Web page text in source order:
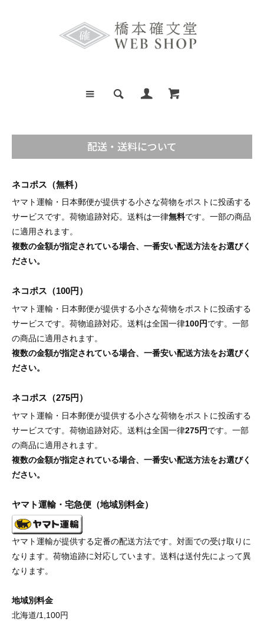
配送・送料について
ネコポス（無料）
ヤマト運輸・日本郵便が提供する小さな荷物をポストに投函する
サービスです。荷物追跡対応。送料は一律無料です。一部の商品
に適用されます。
複数の金額が指定されている場合、一番安い配送方法をお選びく
ださい。
ネコポス（100円）
ヤマト運輸・日本郵便が提供する小さな荷物をポストに投函する
サービスです。荷物追跡対応。送料は全国一律100円です。一部
の商品に適用されます。
複数の金額が指定されている場合、一番安い配送方法をお選びく
ださい。
ネコポス（275円）
ヤマト運輸・日本郵便が提供する小さな荷物をポストに投函する
サービスです。荷物追跡対応。送料は全国一律275円です。一部
の商品に適用されます。
複数の金額が指定されている場合、一番安い配送方法をお選びく
ださい。
ヤマト運輸・宅急便（地域別料金）
ヤマト運輸が提供する定番の配送方法です。対面での受け取りに
なります。荷物追跡に対応しています。送料は送付先によって異
なります。
地域別料金
北海道/1,100円